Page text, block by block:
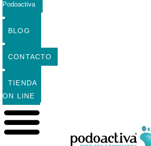
Podoactiva
BLOG
CONTACTO
TIENDA
ON LINE